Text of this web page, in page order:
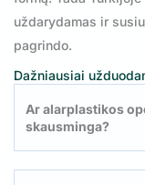
uždarydamas ir
pagrindo.
Dažniausiai
Ar alarplastikos
skausminga?